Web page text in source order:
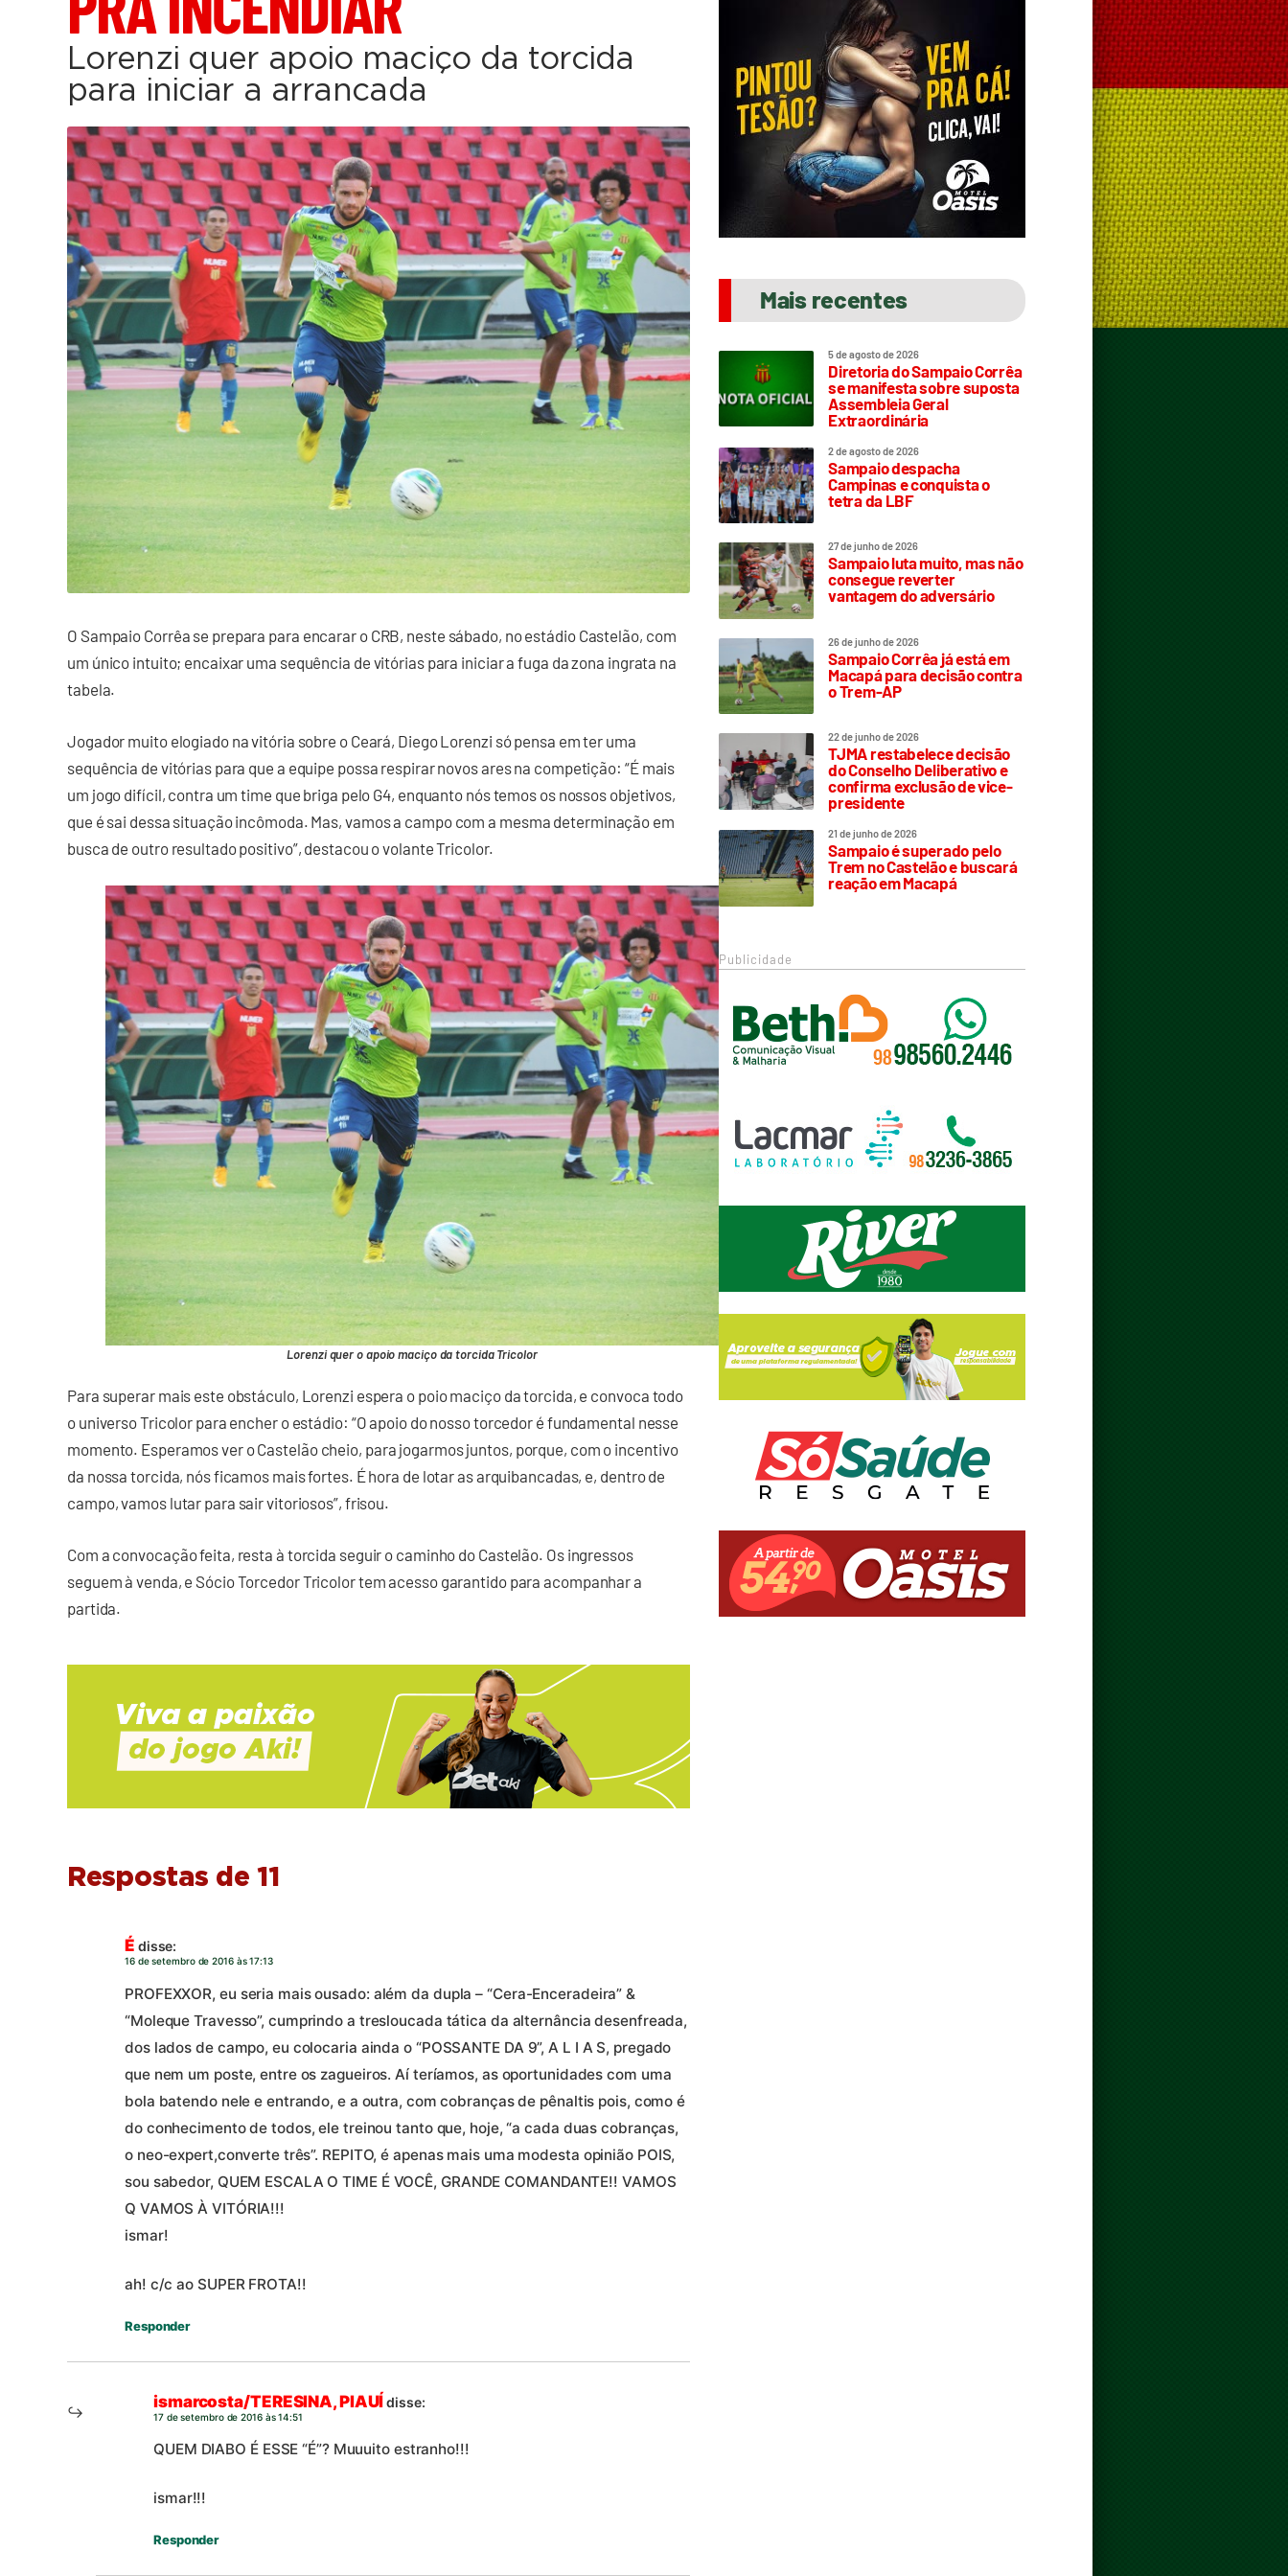
Lorenzi quer apoio maciço da torcida
para iniciar a arrancada
O Sampaio Corrêa se prepara para encarar o CRB, neste sábado, no estádio Castelão, com
um único intuito; encaixar uma sequência de vitórias para iniciar a fuga da zona ingrata na
tabela.
Jogador muito elogiado na vitória sobre o Ceará, Diego Lorenzi só pensa em ter uma
sequência de vitórias para que a equipe possa respirar novos ares na competição: “É mais
um jogo difícil, contra um time que briga pelo G4, enquanto nós temos os nossos objetivos,
que é sai dessa situação incômoda. Mas, vamos a campo com a mesma determinação em
busca de outro resultado positivo”, destacou o volante Tricolor.
Lorenzi quer o apoio maciço da torcida Tricolor
Para superar mais este obstáculo, Lorenzi espera o poio maciço da torcida, e convoca todo
o universo Tricolor para encher o estádio: “O apoio do nosso torcedor é fundamental nesse
momento. Esperamos ver o Castelão cheio, para jogarmos juntos, porque, com o incentivo
da nossa torcida, nós ficamos mais fortes. É hora de lotar as arquibancadas, e, dentro de
campo, vamos lutar para sair vitoriosos”, frisou.
Com a convocação feita, resta à torcida seguir o caminho do Castelão. Os ingressos
seguem à venda, e Sócio Torcedor Tricolor tem acesso garantido para acompanhar a
partida.
Respostas de 11
É disse:
16 de setembro de 2016 às 17:13
PROFEXXOR, eu seria mais ousado: além da dupla – “Cera-Enceradeira” &
“Moleque Travesso”, cumprindo a tresloucada tática da alternância desenfreada,
dos lados de campo, eu colocaria ainda o “POSSANTE DA 9”, A L I A S, pregado
que nem um poste, entre os zagueiros. Aí teríamos, as oportunidades com uma
bola batendo nele e entrando, e a outra, com cobranças de pênaltis pois, como é
do conhecimento de todos, ele treinou tanto que, hoje, “a cada duas cobranças,
o neo-expert,converte três”. REPITO, é apenas mais uma modesta opinião POIS,
sou sabedor, QUEM ESCALA O TIME É VOCÊ, GRANDE COMANDANTE!! VAMOS
Q VAMOS À VITÓRIA!!!
ismar!
ah! c/c ao SUPER FROTA!!
Responder
ismarcosta/TERESINA, PIAUÍdisse:
17 de setembro de 2016 às 14:51
QUEM DIABO É ESSE “É”? Muuuito estranho!!!
ismar!!!
Responder
Mais recentes
5 de agosto de 2026
Diretoria do Sampaio Corrêa
se manifesta sobre suposta
Assembleia Geral
Extraordinária
2 de agosto de 2026
Sampaio despacha
Campinas e conquista o
tetra da LBF
27 de junho de 2026
Sampaio luta muito, mas não
consegue reverter
vantagem do adversário
26 de junho de 2026
Sampaio Corrêa já está em
Macapá para decisão contra
o Trem-AP
22 de junho de 2026
TJMA restabelece decisão
do Conselho Deliberativo e
confirma exclusão de vice-
presidente
21 de junho de 2026
Sampaio é superado pelo
Trem no Castelão e buscará
reação em Macapá
Publicidade